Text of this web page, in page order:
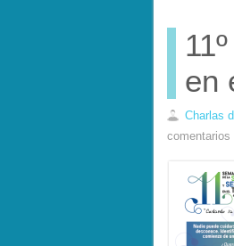
en
Charlas
comentarios